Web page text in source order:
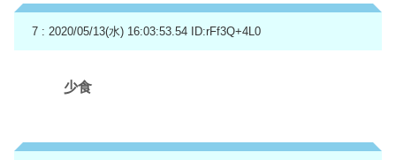
7 : 2020/05/13(水) 16:03:53.54 ID:rFf3Q+4L0
少食